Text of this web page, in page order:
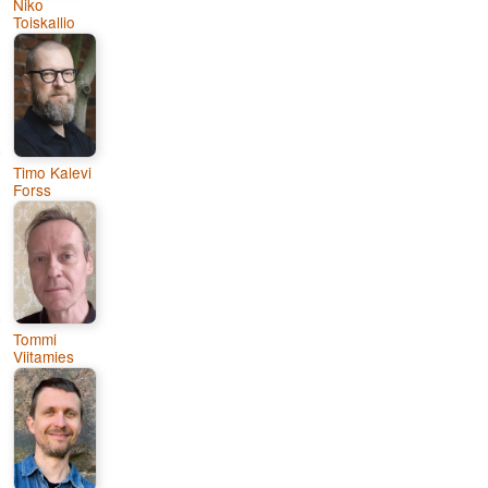
Niko
Toiskallio
Timo Kalevi
Forss
Tommi
Viitamies